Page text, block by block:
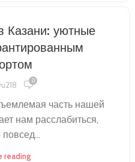
Казани: уютные
0
часть нашей
нам расслабиться,
reading